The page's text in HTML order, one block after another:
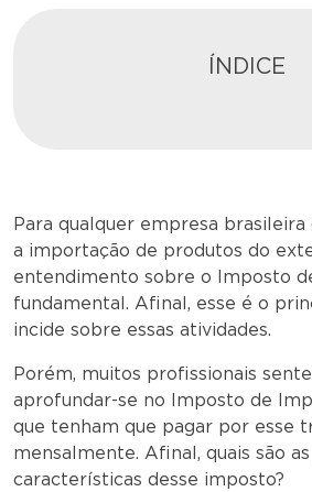
ÍNDICE
Para qualquer empresa
a importação de produtos do
entendimento sobre o Imposto
fundamental. Afinal, esse é o
incide sobre essas atividades.
Porém, muitos profissionais
aprofundar-se no Imposto de
que tenham que pagar por esse
mensalmente. Afinal, quais são
características desse imposto?